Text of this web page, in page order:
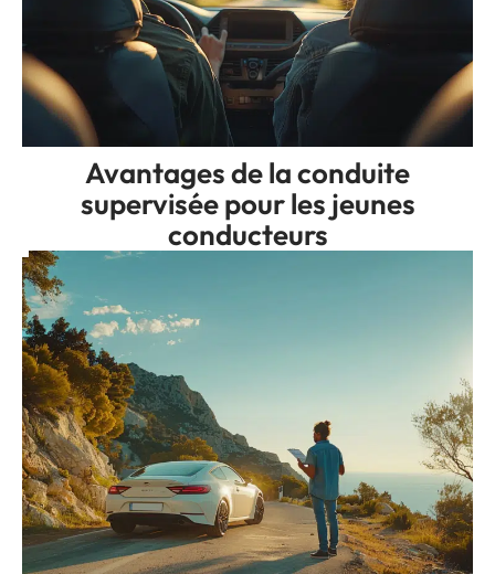
Avantages de la conduite
supervisée pour les jeunes
conducteurs